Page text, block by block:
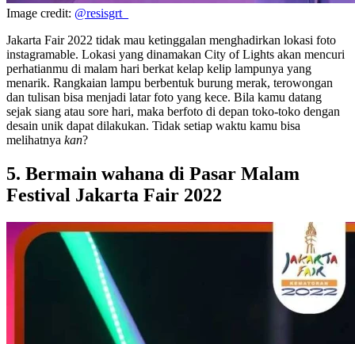
Image credit: @resisgrt_
Jakarta Fair 2022 tidak mau ketinggalan menghadirkan lokasi foto
instagramable. Lokasi yang dinamakan City of Lights akan mencuri
perhatianmu di malam hari berkat kelap kelip lampunya yang
menarik. Rangkaian lampu berbentuk burung merak, terowongan
dan tulisan bisa menjadi latar foto yang kece. Bila kamu datang
sejak siang atau sore hari, maka berfoto di depan toko-toko dengan
desain unik dapat dilakukan. Tidak setiap waktu kamu bisa
melihatnya kan?
5. Bermain wahana di Pasar Malam
Festival Jakarta Fair 2022